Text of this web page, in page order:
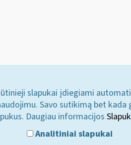
slapukai įdiegiami
Savo sutikimą bet
Daugiau informacijos
Analitiniai slapukai